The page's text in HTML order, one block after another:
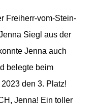
Freiherr-vom-Stein-
Siegl aus der
Jenna auch
belegte beim
den 3. Platz!
Jenna! Ein toller